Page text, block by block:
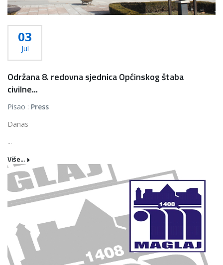
03
Jul
Održana 8. redovna sjednica Općinskog štaba
civilne...
Pisao : Press
Danas
...
Više...